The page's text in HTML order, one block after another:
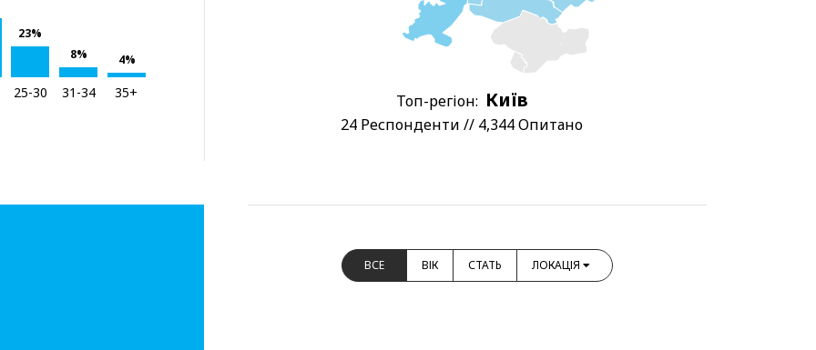
23%
8%
4%
25-30 31-34 35+ Топ-регіон: Київ
24 Респонденти // 4,344 Опитано
ВСЕ ВІК СТАТЬ ЛОКАЦІЯ